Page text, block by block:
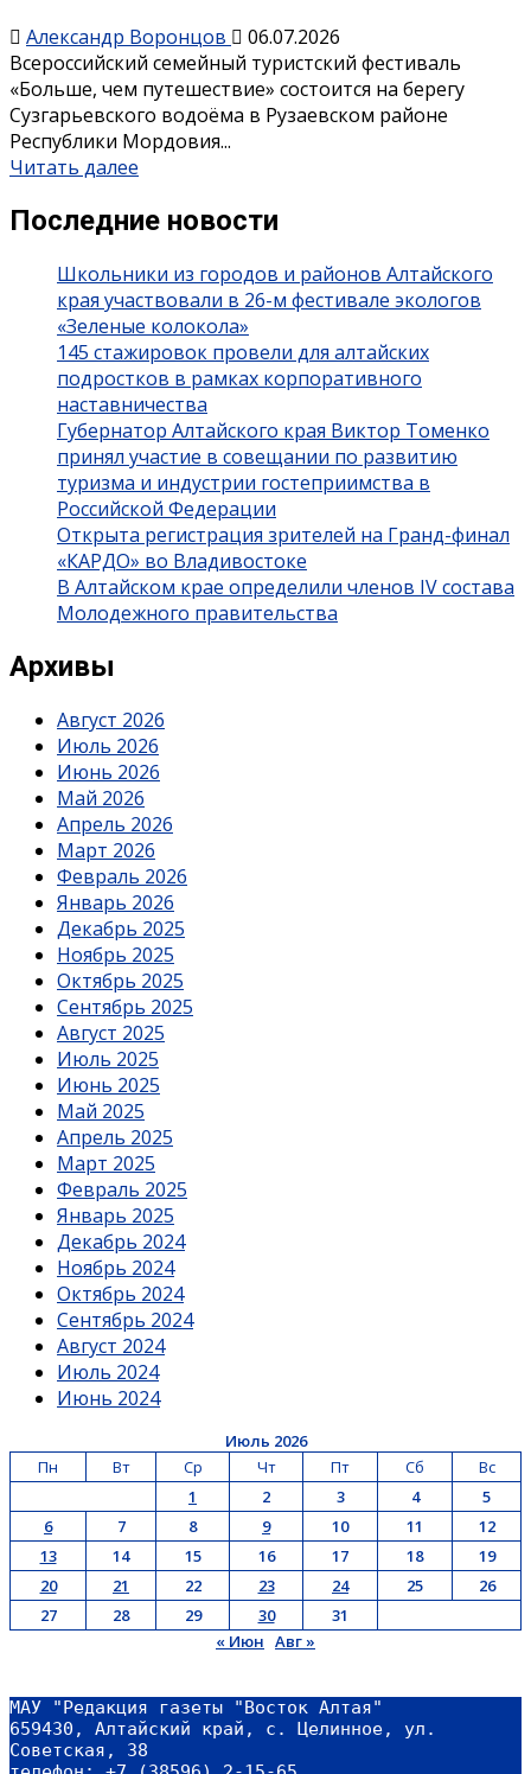
Александр Воронцов
06.07.2026
Всероссийский семейный туристский фестиваль
«Больше, чем путешествие» состоится на берегу
Сузгарьевского водоёма в Рузаевском районе
Республики Мордовия...
Читать далее
Последние новости
Школьники из городов и районов Алтайского
края участвовали в 26-м фестивале экологов
«Зеленые колокола»
145 стажировок провели для алтайских
подростков в рамках корпоративного
наставничества
Губернатор Алтайского края Виктор Томенко
принял участие в совещании по развитию
туризма и индустрии гостеприимства в
Российской Федерации
Открыта регистрация зрителей на Гранд-финал
«КАРДО» во Владивостоке
В Алтайском крае определили членов IV состава
Молодежного правительства
Архивы
Август 2026
Июль 2026
Июнь 2026
Май 2026
Апрель 2026
Март 2026
Февраль 2026
Январь 2026
Декабрь 2025
Ноябрь 2025
Октябрь 2025
Сентябрь 2025
Август 2025
Июль 2025
Июнь 2025
Май 2025
Апрель 2025
Март 2025
Февраль 2025
Январь 2025
Декабрь 2024
Ноябрь 2024
Октябрь 2024
Сентябрь 2024
Август 2024
Июль 2024
Июнь 2024
Июль 2026
Пн
Вт Ср Чт Пт Сб
Вс
1
2 3 4
5
6
7 8 9 10 11
12
13
14 15 16 17 18
19
20
21 22 23 24 25
26
27
28 29 30
31
« Июн Авг »
МАУ "Редакция газеты "Восток Алтая"
659430, Алтайский край, с. Целинное, ул.
Советская, 38